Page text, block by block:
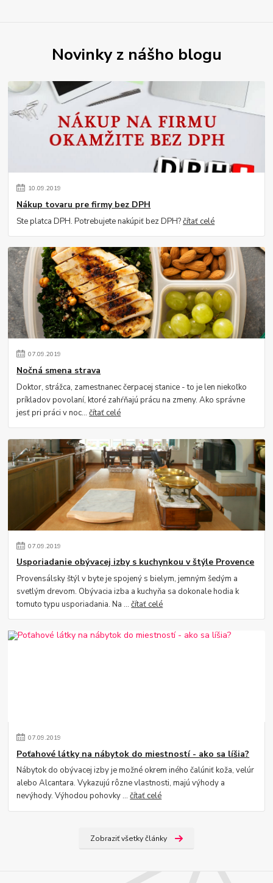
Novinky z nášho blogu
10.09.2019
Nákup tovaru pre firmy bez DPH
Ste platca DPH. Potrebujete nakúpiť bez DPH?čítať celé
07.09.2019
Nočná smena strava
Doktor, strážca, zamestnanec čerpacej stanice - to je len niekoľko
príkladov povolaní, ktoré zahŕňajú prácu na zmeny. Ako správne
jesť pri práci v noc...čítať celé
07.09.2019
Usporiadanie obývacej izby s kuchynkou v štýle Provence
Provensálsky štýl v byte je spojený s bielym, jemným šedým a
svetlým drevom. Obývacia izba a kuchyňa sa dokonale hodia k
tomuto typu usporiadania. Na ...čítať celé
07.09.2019
Poťahové látky na nábytok do miestností - ako sa líšia?
Nábytok do obývacej izby je možné okrem iného čalúniť koža, velúr
alebo Alcantara. Vykazujú rôzne vlastnosti, majú výhody a
nevýhody. Výhodou pohovky ...čítať celé
Zobraziť všetky články